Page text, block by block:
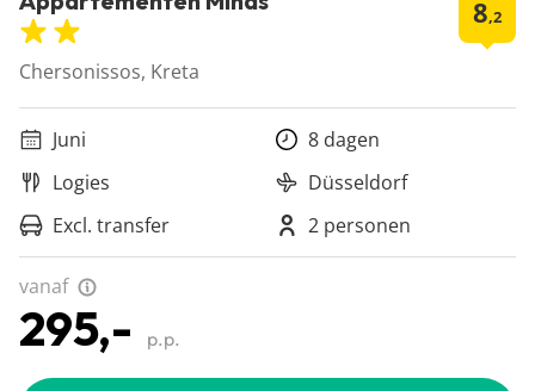
8,2
Chersonissos, Kreta
Juni
8 dagen
Logies
Düsseldorf
Excl. transfer
2 personen
vanaf
295,- p.p.